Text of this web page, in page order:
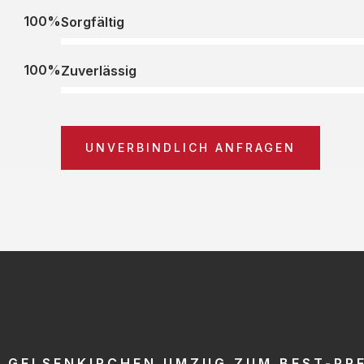
Sorgfältig
100%
Zuverlässig
100%
UNVERBINDLICH ANFRAGEN